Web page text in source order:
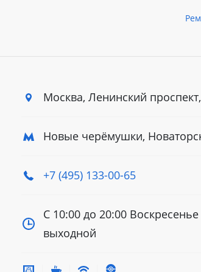
Москва, Ленинский
Новые черёмушки,
+7 (495) 133-00-65
С 10:00 до 20:00 Воскресенье
выходной